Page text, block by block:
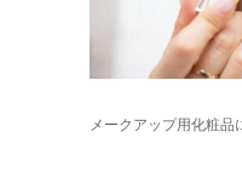
メークアップ用化粧品